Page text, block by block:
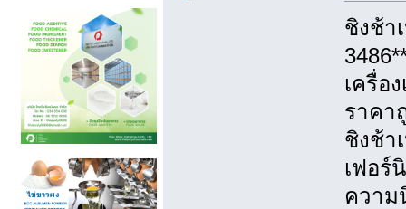
ชิงช้า
เครื่อ
ราคา
ชิงช้า
เฟอร์
ความ